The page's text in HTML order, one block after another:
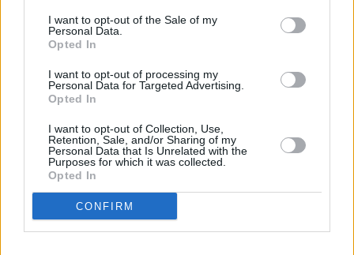
I want to opt-out of the Sale of my
Personal Data.
Opted In
I want to opt-out of processing my
Personal Data for Targeted Advertising.
Opted In
I want to opt-out of Collection, Use,
Retention, Sale, and/or Sharing of my
Personal Data that Is Unrelated with the
Purposes for which it was collected.
Opted In
CONFIRM
Κίνδυνος: Υψηλός – Πολύ κοντά στο
αεροδρόμιο και σε πυκνοκατοικημένες
περιοχές.
4. Υποθαλάσσιο ρήγμα του Σαρωνικού
(Αίγινα – Μέθανα – Πόρος)